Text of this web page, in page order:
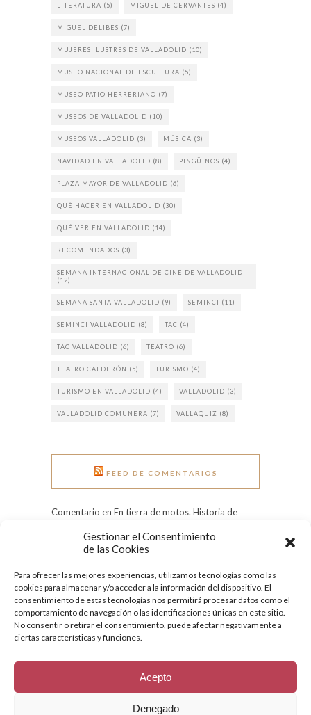
Gestionar el Consentimiento
de las Cookies
Para ofrecer las mejores experiencias, utilizamos tecnologías como las
cookies para almacenar y/o acceder a la información del dispositivo. El
consentimiento de estas tecnologías nos permitirá procesar datos como el
comportamiento de navegación o las identificaciones únicas en este sitio.
No consentir o retirar el consentimiento, puede afectar negativamente a
ciertas características y funciones.
Acepto
Denegado
LITERATURA (5) MIGUEL DE CERVANTES (4)
MIGUEL DELIBES (7)
MUJERES ILUSTRES DE VALLADOLID (10)
MUSEO NACIONAL DE ESCULTURA (5)
MUSEO PATIO HERRERIANO (7)
MUSEOS DE VALLADOLID (10)
MUSEOS VALLADOLID (3) MÚSICA (3)
NAVIDAD EN VALLADOLID (8) PINGÜINOS (4)
PLAZA MAYOR DE VALLADOLID (6)
QUÉ HACER EN VALLADOLID (30)
QUÉ VER EN VALLADOLID (14)
RECOMENDADOS (3)
SEMANA INTERNACIONAL DE CINE DE VALLADOLID
(12)
SEMANA SANTA VALLADOLID (9) SEMINCI (11)
SEMINCI VALLADOLID (8) TAC (4)
TAC VALLADOLID (6) TEATRO (6)
TEATRO CALDERÓN (5) TURISMO (4)
TURISMO EN VALLADOLID (4) VALLADOLID (3)
VALLADOLID COMUNERA (7) VALLAQUIZ (8)
FEED DE COMENTARIOS
Comentario en En tierra de motos. Historia de
Comentario en Grandes heladas: el Pisuerga
congelado en 1971 por Tere
Comentario en Día Internacional de la Mujer:
conoce a nueve ilustres vallisoletanas por
Quesecelebrahoy
© 2018 - Todos los derechos reservados.